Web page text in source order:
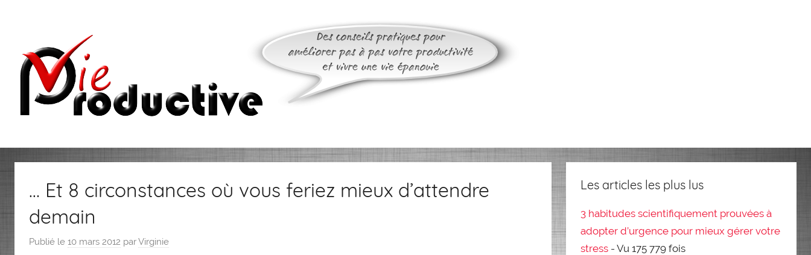
Vie
Productive
… Et 8 circonstances où vous feriez mieux d’attendre
demain
Publié le 10 mars 2012 parVirginie
Les articles les plus lus
3 habitudes scientifiquement prouvées à
adopter d’urgence pour mieux gérer votre
stress - Vu 175 779 fois